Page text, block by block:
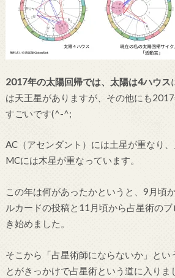
2017年の太陽回帰では、太陽は4ハウス
は天王星がありますが、その他にも
すごいです(^-^;
AC（アセンダント）には土星が重なり、
MCには木星が重なっています。
この年は何があったかというと、9月頃
ルカードの投稿と11月頃から占星術の
き始めました。
そこから「占星術師にならないか」とい
とがきっかけで占星術という道に入りま